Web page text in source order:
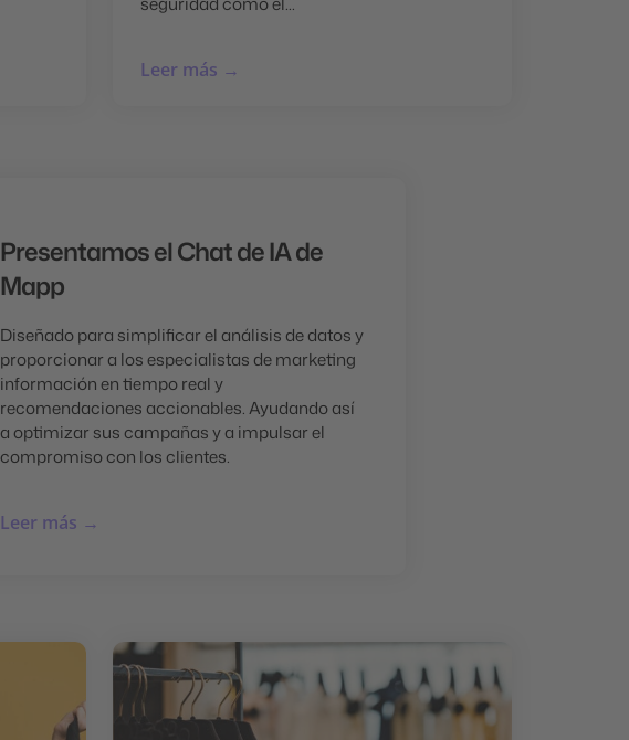
Leer más →
Presentamos el Chat de IA de
Mapp
Diseñado para simplificar el análisis de datos y
proporcionar a los especialistas de marketing
información en tiempo real y
recomendaciones accionables. Ayudando así
a optimizar sus campañas y a impulsar el
compromiso con los clientes.
Leer más →